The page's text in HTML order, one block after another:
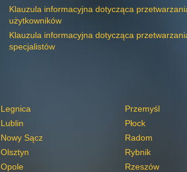
Klauzula informacyjna dotycząca
użytkowników
Klauzula informacyjna dotycząca
specjalistów
Legnica
Lublin
Nowy Sącz
Olsztyn
Opole
Przemyśl
Płock
Radom
Rybnik
Rzeszów